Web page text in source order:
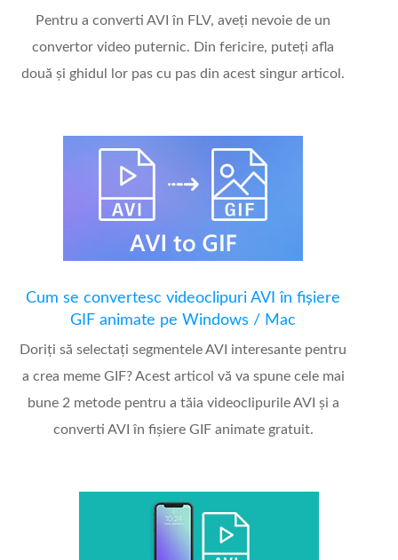
Pentru a converti AVI în FLV, aveți nevoie de un
convertor video puternic. Din fericire, puteți afla
două și ghidul lor pas cu pas din acest singur articol.
Cum se convertesc videoclipuri AVI în fișiere
GIF animate pe Windows / Mac
Doriți să selectați segmentele AVI interesante pentru
a crea meme GIF? Acest articol vă va spune cele mai
bune 2 metode pentru a tăia videoclipurile AVI și a
converti AVI în fișiere GIF animate gratuit.